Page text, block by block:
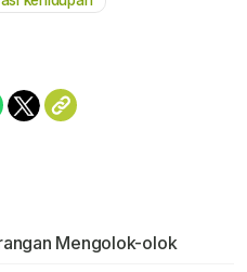
Mengolok-olok